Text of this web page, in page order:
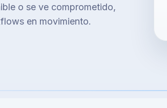
o se ve comprometido,
en movimiento.